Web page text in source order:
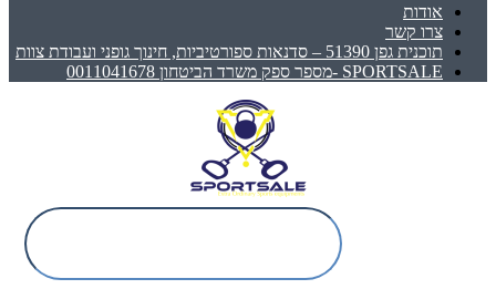
אודות
צרו קשר
תוכנית גפן 51390 – סדנאות ספורטיביות, חינוך גופני ועבודת צוות
SPORTSALE -מספר ספק משרד הביטחון 0011041678